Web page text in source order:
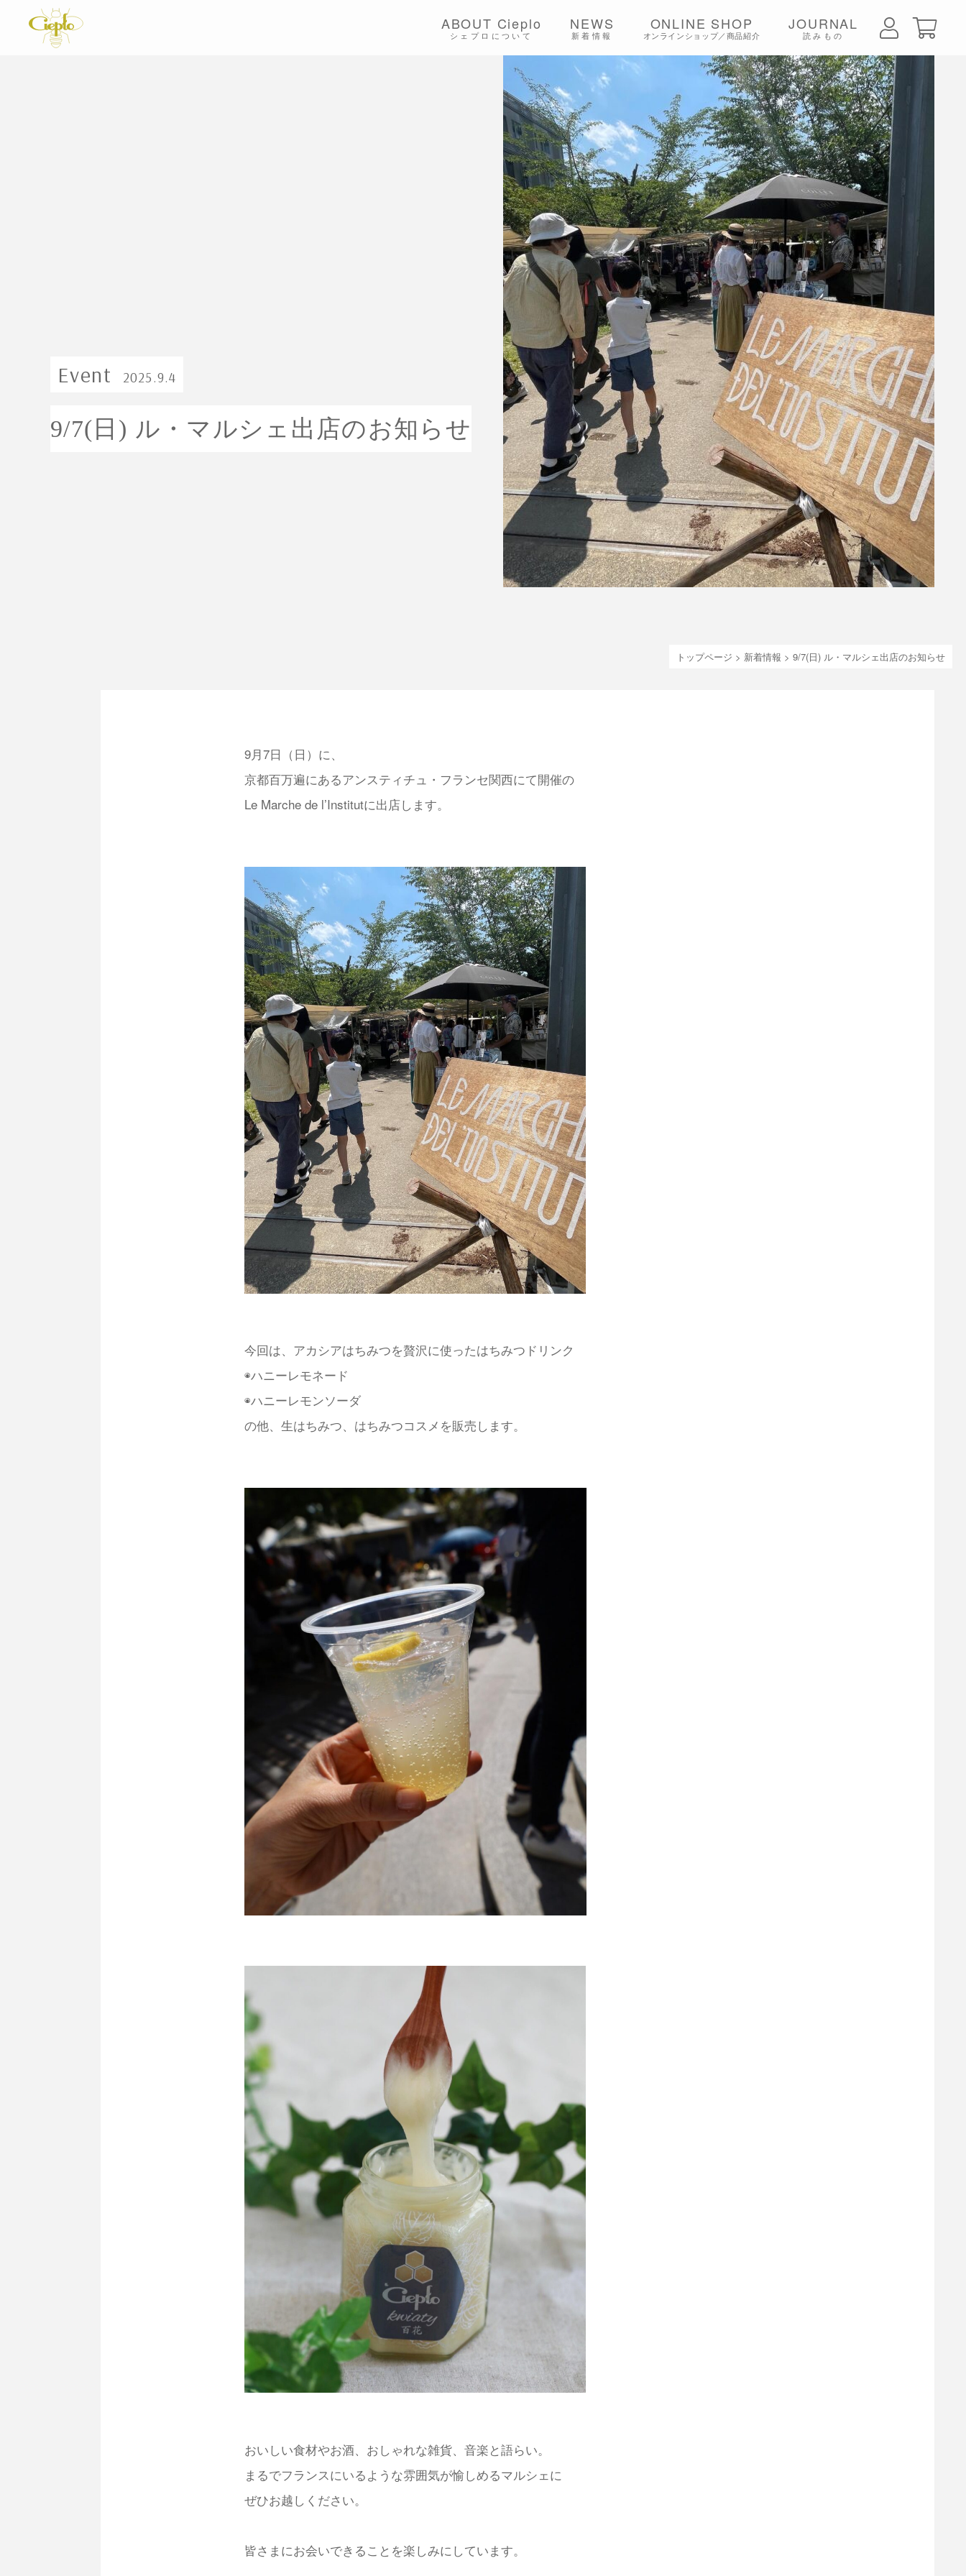
ABOUT Cieplo
シェプロについて
シェプロの生はちみつ
店舗紹介
NEWS
新着情報
ONLINE SHOP
オンラインショップ／商品紹介
JOURNAL
読みもの
Event 2025.9.4
9/7(日) ル・マルシェ出店のお知らせ
トップページ > 新着情報 > 9/7(日) ル・マルシェ出店のお知らせ
9月7日（日）に、
京都百万遍にあるアンスティチュ・フランセ関西にて開催の
Le Marche de l’Institutに出店します。
今回は、アカシアはちみつを贅沢に使ったはちみつドリンク
◉ハニーレモネード
◉ハニーレモンソーダ
の他、生はちみつ、はちみつコスメを販売します。
おいしい食材やお酒、おしゃれな雑貨、音楽と語らい。
まるでフランスにいるような雰囲気が愉しめるマルシェに
ぜひお越しください。
皆さまにお会いできることを楽しみにしています。